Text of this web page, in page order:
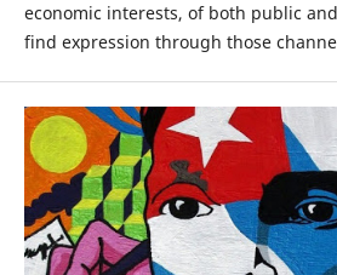
economic interests, of both public
find expression through those